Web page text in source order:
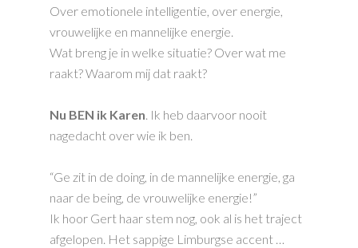
Over emotionele intelligentie, over energie,
vrouwelijke en mannelijke energie.
Wat breng je in welke situatie? Over wat me
raakt? Waarom mij dat raakt?
Nu BEN ik Karen. Ik heb daarvoor nooit
nagedacht over wie ik ben.
“Ge zit in de doing, in de mannelijke energie, ga
naar de being, de vrouwelijke energie!”
Ik hoor Gert haar stem nog, ook al is het traject
afgelopen. Het sappige Limburgse accent …